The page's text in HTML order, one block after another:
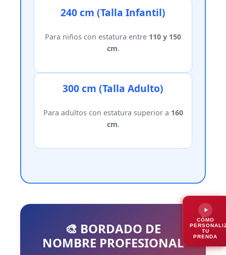
240 cm (Talla Infantil)
Para niños con estatura entre 110 y 150
cm.
300 cm (Talla Adulto)
Para adultos con estatura superior a 160
cm.
🎨 BORDADO DE
NOMBRE PROFESIONAL
CÓMO
TU
PRENDA